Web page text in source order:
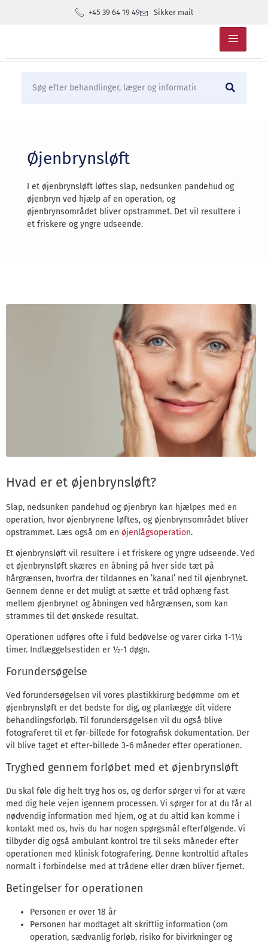
+45 39 64 19 49 Sikker mail
Øjenbrynsløft
I et øjenbrynsløft løftes slap, nedsunken pandehud og
øjenbryn ved hjælp af en operation, og
øjenbrynsområdet bliver opstrammet. Det vil resultere i
et friskere og yngre udseende.
Hvad er et øjenbrynsløft?
Slap, nedsunken pandehud og øjenbryn kan hjælpes med en
operation, hvor øjenbrynene løftes, og øjenbrynsområdet bliver
opstrammet. Læs også om en øjenlågsoperation.
Et øjenbrynsløft vil resultere i et friskere og yngre udseende. Ved
et øjenbrynsløft skæres en åbning på hver side tæt på
hårgrænsen, hvorfra der tildannes en ’kanal’ ned til øjenbrynet.
Gennem denne er det muligt at sætte et tråd ophæng fast
mellem øjenbrynet og åbningen ved hårgrænsen, som kan
strammes til det ønskede resultat.
Operationen udføres ofte i fuld bedøvelse og varer cirka 1-1½
timer. Indlæggelsestiden er ½-1 døgn.
Forundersøgelse
Ved forundersøgelsen vil vores plastikkirurg bedømme om et
øjenbrynsløft er det bedste for dig, og planlægge dit videre
behandlingsforløb. Til forundersøgelsen vil du også blive
fotograferet til et før-billede for fotografisk dokumentation. Der
vil blive taget et efter-billede 3-6 måneder efter operationen.
Tryghed gennem forløbet med et øjenbrynsløft
Du skal føle dig helt tryg hos os, og derfor sørger vi for at være
med dig hele vejen igennem processen. Vi sørger for at du får al
nødvendig information med hjem, og at du altid kan komme i
kontakt med os, hvis du har nogen spørgsmål efterfølgende. Vi
tilbyder dig også ambulant kontrol tre til seks måneder efter
operationen med klinisk fotografering. Denne kontroltid aftales
normalt i forbindelse med at trådene eller dræn bliver fjernet.
Betingelser for operationen
Personen er over 18 år
Personen har modtaget alt skriftlig information (om
operation, sædvanlig forløb, risiko for bivirkninger og